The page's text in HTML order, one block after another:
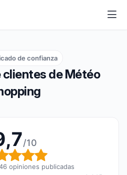
clientes de Météo
de confianza
/10
global: 9,7
opiniones publicadas